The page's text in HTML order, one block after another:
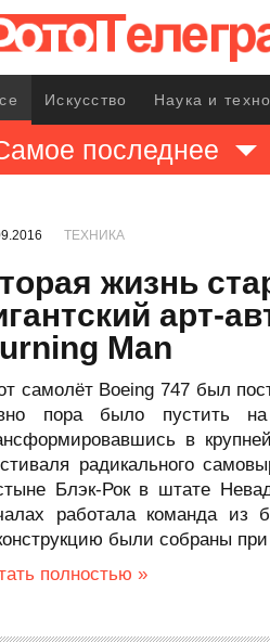
Искусство Наука и
последнее
ТЕХНИКА
жизнь
арт-
Man
самолёт Boeing 747 был
пора было пустить
в
радикального
Блэк-Рок в штате
работала команда из
были собраны
полностью »